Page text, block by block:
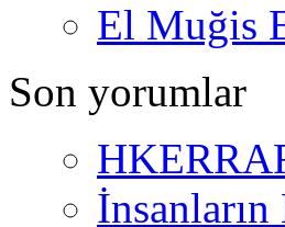
El Muğis
Son yorumlar